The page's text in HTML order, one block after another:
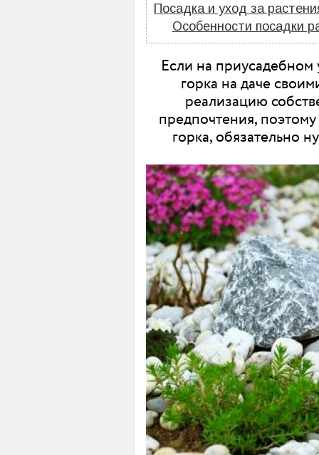
Посадка и уход за
Особенности посадки
Если на приусадебном
горка на даче
реализацию
предпочтения,
горка, обязательно